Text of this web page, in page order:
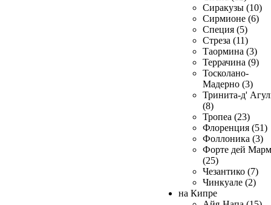
Сиракузы (10)
Сирмионе (6)
Специя (5)
Стреза (11)
Таормина (3)
Террачина (9)
Тосколано-
Мадерно (3)
Тринита-д'
(8)
Тропеа (23)
Флоренция (51)
Фоллоника (3)
Форте дей
(25)
Чезантико (7)
Чинкуале (2)
на Кипре